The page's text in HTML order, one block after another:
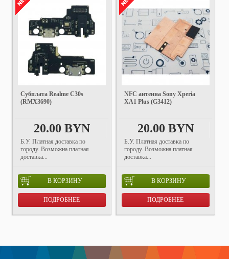
Субплата Realme C30s
(RMX3690)
20.00 BYN
Б.У. Платная доставка по
городу. Возможна платная
доставка...
В КОРЗИНУ
ПОДРОБНЕЕ
NFC антенна Sony Xperia
XA1 Plus (G3412)
20.00 BYN
Б.У. Платная доставка по
городу. Возможна платная
доставка...
В КОРЗИНУ
ПОДРОБНЕЕ